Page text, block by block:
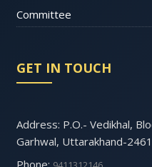
Committee
GET IN TOUCH
Address: P.O.- Vedikhal,
Garhwal, Uttarakhand-